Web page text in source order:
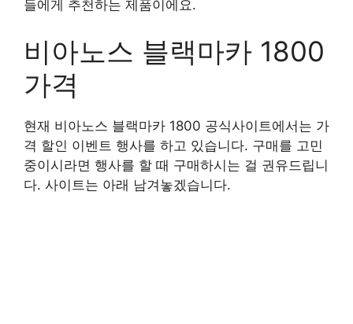
들에게 추천하는 제품이에요.
비아노스 블랙마카 1800
가격
현재 비아노스 블랙마카 1800 공식사이트에서는 가
격 할인 이벤트 행사를 하고 있습니다. 구매를 고민
중이시라면 행사를 할 때 구매하시는 걸 권유드립니
다. 사이트는 아래 남겨놓겠습니다.